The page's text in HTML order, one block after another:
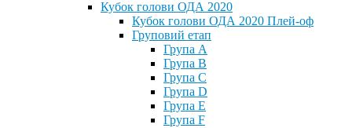
Кубок голови ОДА 2020
Кубок голови ОДА 2020 Плей-оф
Груповий етап
Група A
Група B
Група C
Група D
Група E
Група F